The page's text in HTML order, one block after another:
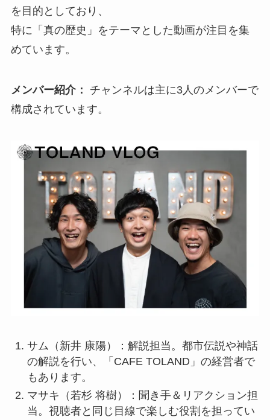
を目的としており、
特に「真の歴史」をテーマとした動画が注目を集
めています。
メンバー紹介：
チャンネルは主に3人のメンバーで
構成されています。
サム（新井 康陽）：解説担当。都市伝説や神話
の解説を行い、「CAFE TOLAND」の経営者で
もあります。
マサキ（若杉 将樹）：聞き手＆リアクション担
当。視聴者と同じ目線で楽しむ役割を担ってい